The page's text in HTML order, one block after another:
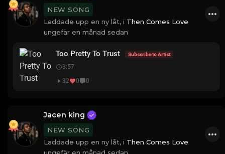
NEW SONG
Laddade upp en ny låt, i Then Comes Love
ungefär en månad sedan
Too Pretty To Trust Subscribe to Artist
3:57
32
0 0
Jacen king
NEW SONG
Laddade upp en ny låt, i Then Comes Love